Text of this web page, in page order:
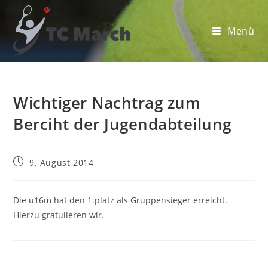
Inhalt
springen
Menü
Wichtiger Nachtrag zum
Berciht der Jugendabteilung
Beitrag9. August 2014
Die u16m hat den 1.platz als Gruppensieger erreicht.
Hierzu gratulieren wir.